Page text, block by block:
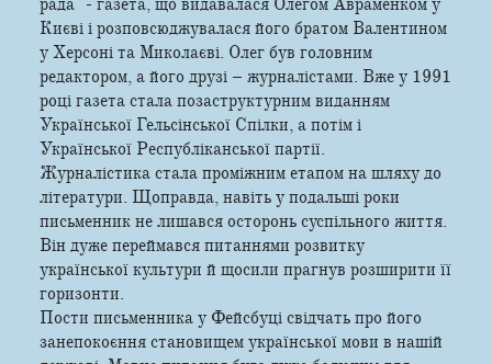
Києві і розповсюджувалася його братом Валентином
у Херсоні та Миколаєві. Олег був головним
редактором, а його друзі – журналістами. Вже у 1991
році газета стала позаструктурним виданням
Української Гельсінської Спілки, а потім і
Української Республіканської партії.
Журналістика стала проміжним етапом на шляху до
літератури. Щоправда, навіть у подальші роки
письменник не лишався осторонь суспільного життя.
Він дуже переймався питаннями розвитку
української культури й щосили прагнув розширити її
горизонти.
Пости письменника у Фейсбуці свідчать про його
занепокоєння становищем української мови в нашій